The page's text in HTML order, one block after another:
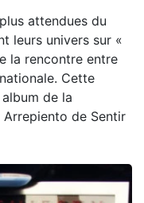
attendues du
leurs univers sur «
la rencontre entre
Cette
de la
de Sentir